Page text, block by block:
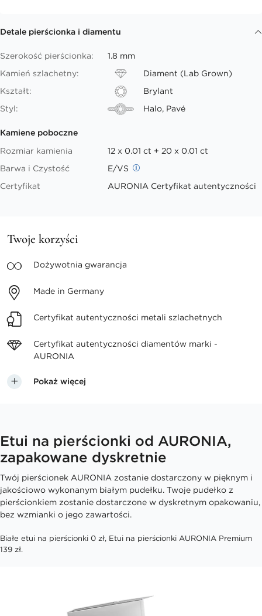
Detale pierścionka i diamentu
Szerokość pierścionka:
1.8 mm
Kamień szlachetny:
Diament (Lab Grown)
Kształt:
Brylant
Styl:
Halo, Pavé
Kamiene poboczne
Rozmiar kamienia
12 x 0.01 ct + 20 x 0.01 ct
Barwa i Czystość
E/VS
Certyfikat
AURONIA Certyfikat autentyczności
Twoje korzyści
Dożywotnia gwarancja
Made in Germany
Certyfikat autentyczności metali szlachetnych
Certyfikat autentyczności diamentów marki -
AURONIA
Pokaż więcej
Etui na pierścionki od AURONIA,
zapakowane dyskretnie
Twój pierścionek AURONIA zostanie dostarczony w pięknym i
jakościowo wykonanym białym pudełku. Twoje pudełko z
pierścionkiem zostanie dostarczone w dyskretnym opakowaniu,
bez wzmianki o jego zawartości.
Białe etui na pierścionki 0 zł, Etui na pierścionki AURONIA Premium
139 zł.